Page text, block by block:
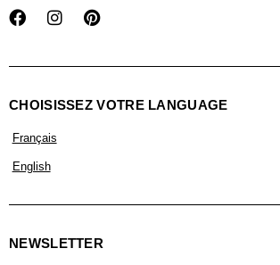
CHOISISSEZ VOTRE LANGUAGE
Français
English
NEWSLETTER